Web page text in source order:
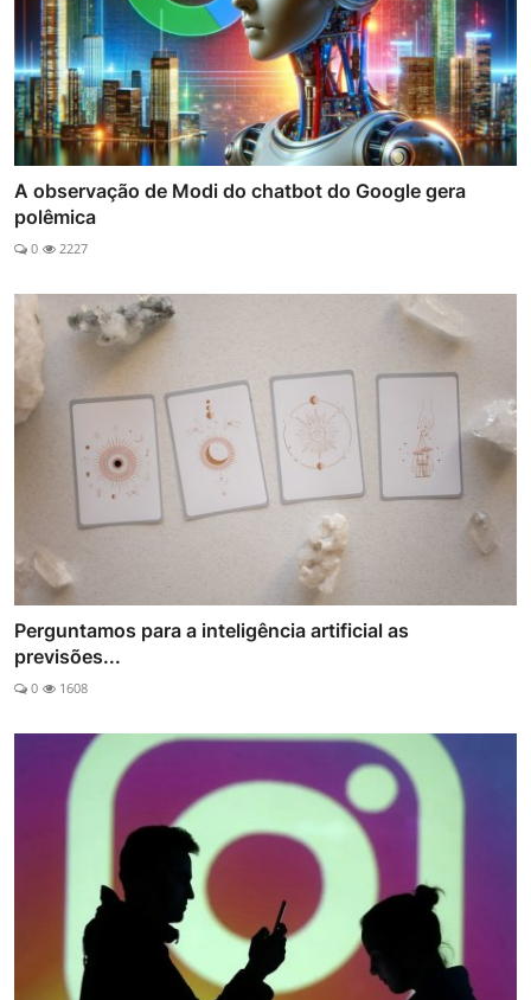
A observação de Modi do chatbot do Google gera
polêmica
0 2227
Perguntamos para a inteligência artificial as
previsões...
0 1608